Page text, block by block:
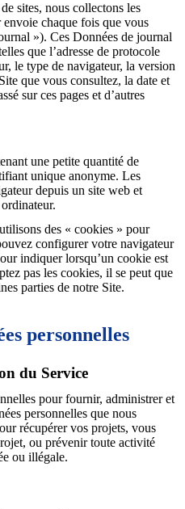
sites, nous collectons les
chaque fois que vous
»). Ces Données de journal
que l’adresse de protocole
le type de navigateur, la version
que vous consultez, la date et
sur ces pages et d’autres
une petite quantité de
unique anonyme. Les
depuis un site web et
des « cookies » pour
configurer votre navigateur
indiquer lorsqu’un cookie est
pas les cookies, il se peut que
parties de notre Site.
personnelles
du Service
pour fournir, administrer et
personnelles que nous
récupérer vos projets, vous
ou prévenir toute activité
ou illégale.